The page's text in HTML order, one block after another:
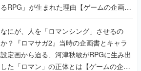
か？『ロマサガ2』当時の企画書とキャラ
設定画から迫る、河津秋敏がRPGに生み出
した「ロマン」の正体とは【ゲームの企画
書】
『ガンパレ』の企画書、ついに公開━初代
PSの伝説的タイトルは、なぜ生まれたの